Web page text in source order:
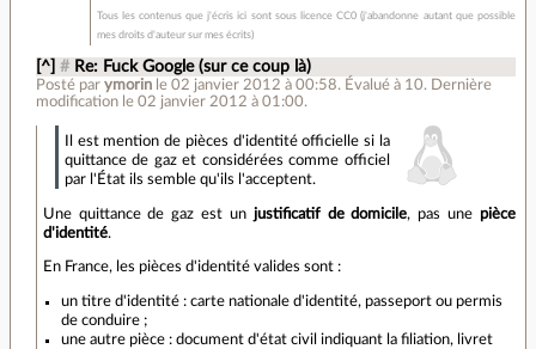
Tous les contenus que j'écris ici sont sous licence CC0 (j'abandonne autant que possible
mes droits d'auteur sur mes écrits)
[^] # Re: Fuck Google (sur ce coup là)
Posté par ymorin le 02 janvier 2012 à 00:58. Évalué à 10. Dernière
modification le 02 janvier 2012 à 01:00.
Il est mention de pièces d'identité officielle si la
quittance de gaz et considérées comme officiel
par l'État ils semble qu'ils l'acceptent.
Une quittance de gaz est un justificatif de domicile, pas une pièce
d'identité.
En France, les pièces d'identité valides sont :
un titre d'identité : carte nationale d'identité, passeport ou permis
de conduire ;
une autre pièce : document d'état civil indiquant la filiation, livret